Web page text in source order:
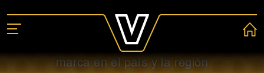
NOTICIASVALTRA
Enterate de las últimas novedades de la
marca en el país y la región